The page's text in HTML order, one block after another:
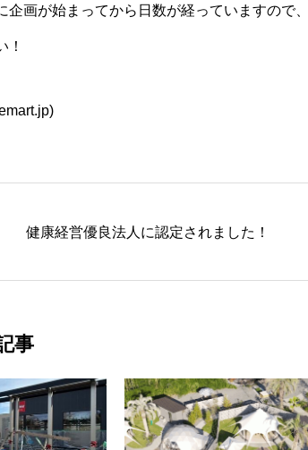
画が始まってから日数が経っていますので
！
健康経営優良法人に認定されました！
事